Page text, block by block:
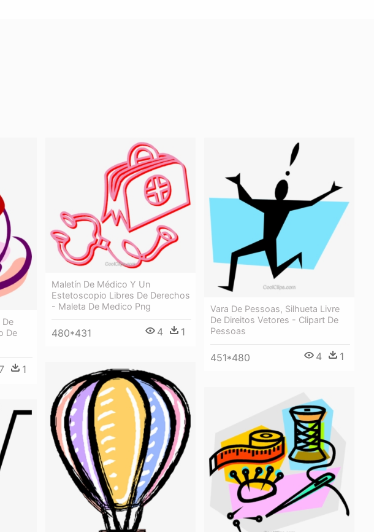
De
De
7 1
Maletín De Médico Y Un
Estetoscopio Libres De Derechos
- Maleta De Medico Png
480*431 4 1
Vara De Pessoas, Silhueta Livre
De Direitos Vetores - Clipart De
Pessoas
451*480 4 1